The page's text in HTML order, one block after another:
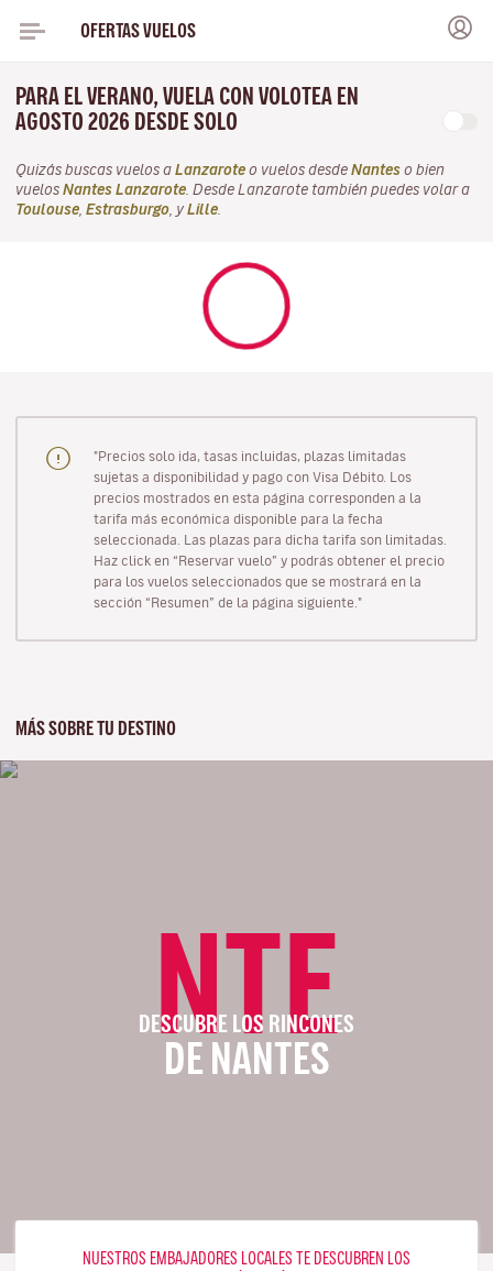
OFERTAS VUELOS
PARA EL VERANO, VUELA CON VOLOTEA EN
AGOSTO 2026 DESDE SOLO
Quizás buscas vuelos a Lanzarote o vuelos desde Nantes o bien
vuelos Nantes Lanzarote . Desde Lanzarote también puedes volar a
Toulouse Estrasburgo , y Lille
"Precios solo ida, tasas incluidas, plazas limitadas
sujetas a disponibilidad y pago con Visa Débito. Los
precios mostrados en esta página corresponden a la
tarifa más económica disponible para la fecha
seleccionada. Las plazas para dicha tarifa son limitadas.
Haz click en “Reservar vuelo” y podrás obtener el precio
para los vuelos seleccionados que se mostrará en la
sección “Resumen” de la página siguiente."
MÁS SOBRE TU DESTINO
NTE
DESCUBRE LOS RINCONES
DE NANTES
NUESTROS EMBAJADORES LOCALES TE DESCUBREN LOS